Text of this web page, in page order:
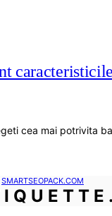
cea mai potrivita
SMARTSEOPACK.COM